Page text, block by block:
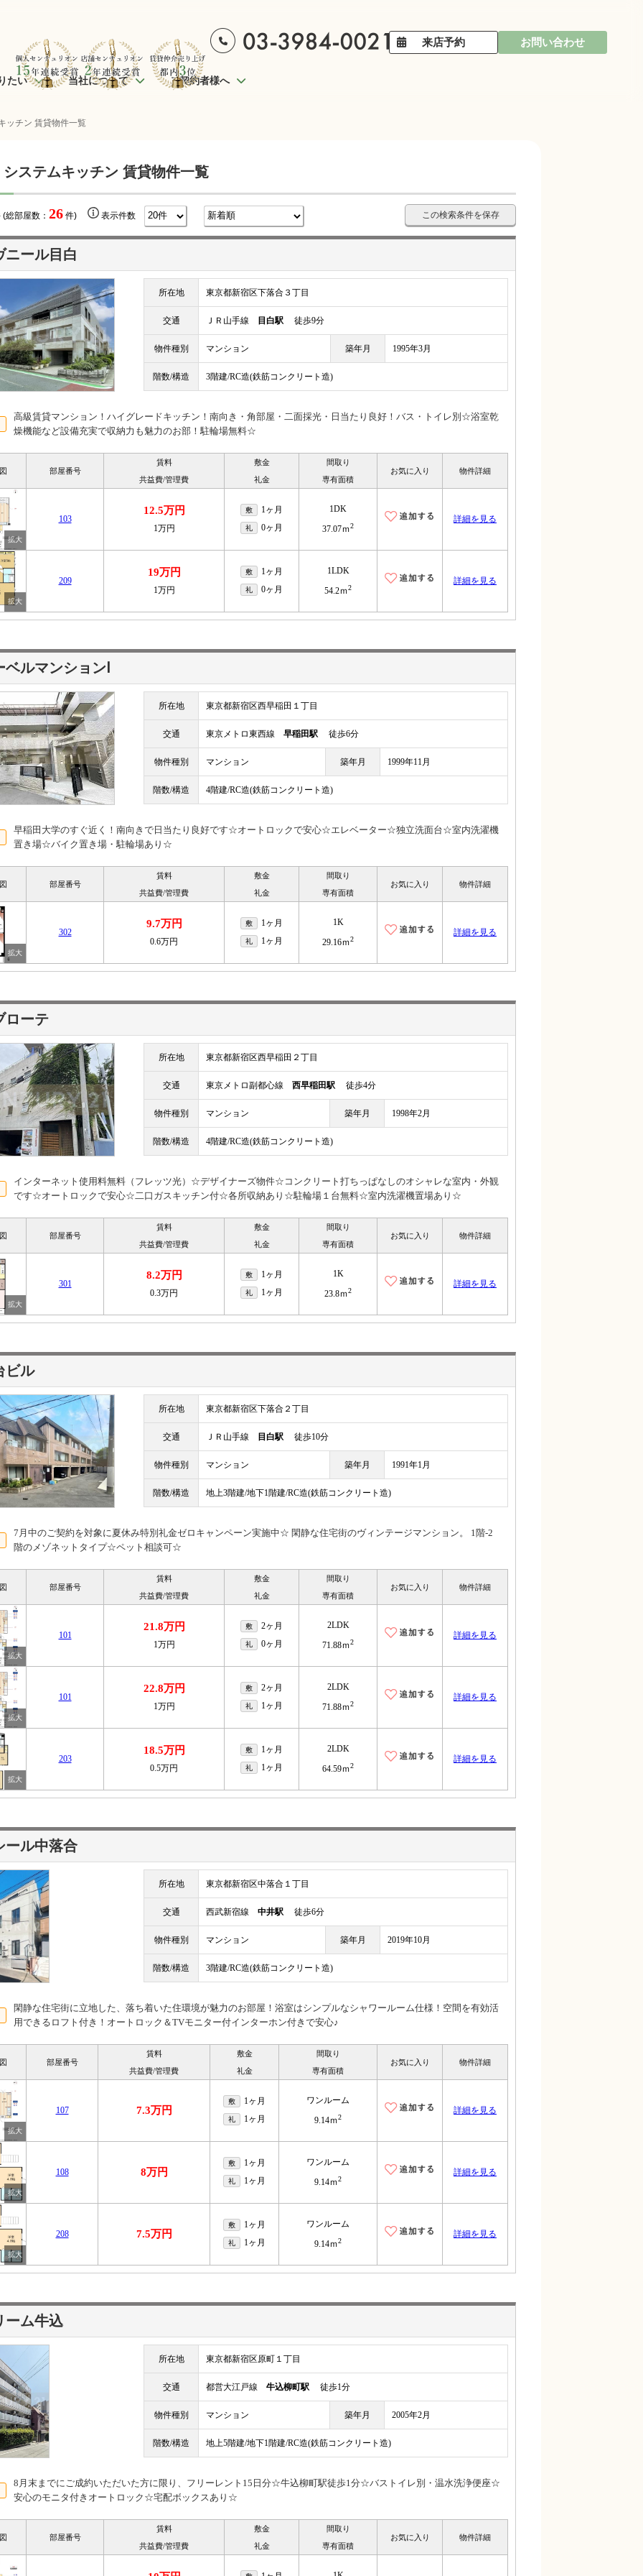
来店予約 お問い合わせ
たい 当社について ご契約者様へ
ッチン 賃貸物件一覧
ステムキッチン 賃貸物件一覧
総部屋数： 26 件) 表示件数 この検索条件を保存
ニール目白
所在地 東京都新宿区下落合３丁目
交通 ＪＲ山手線 目白駅 徒歩9分
物件種別 マンション 築年月 1995年3月
階数/構造 3階建/RC造(鉄筋コンクリート造)
高級賃貸マンション！ハイグレードキッチン！南向き・角部屋・二面採光・日当たり良好！バス・トイレ別☆浴室乾
燥機能など設備充実で収納力も魅力のお部！駐輪場無料☆
部屋番号
賃料
共益費/管理費
敷金
礼金
間取り
専有面積
お気に入り 物件詳細
103
12.5万円
1万円
敷 1ヶ月
礼 0ヶ月
1DK
37.07ｍ2
詳細を見る
209
19万円
1万円
敷 1ヶ月
礼 0ヶ月
1LDK
54.2ｍ2
詳細を見る
ルマンションⅠ
所在地 東京都新宿区西早稲田１丁目
交通 東京メトロ東西線 早稲田駅 徒歩6分
物件種別 マンション 築年月 1999年11月
階数/構造 4階建/RC造(鉄筋コンクリート造)
早稲田大学のすぐ近く！南向きで日当たり良好です☆オートロックで安心☆エレベーター☆独立洗面台☆室内洗濯機
置き場☆バイク置き場・駐輪場あり☆
部屋番号
賃料
共益費/管理費
敷金
礼金
間取り
専有面積
お気に入り 物件詳細
302
9.7万円
0.6万円
敷 1ヶ月
礼 1ヶ月
1K
29.16ｍ2
詳細を見る
ローテ
所在地 東京都新宿区西早稲田２丁目
交通 東京メトロ副都心線 西早稲田駅 徒歩4分
物件種別 マンション 築年月 1998年2月
階数/構造 4階建/RC造(鉄筋コンクリート造)
インターネット使用料無料（フレッツ光）☆デザイナーズ物件☆コンクリート打ちっぱなしのオシャレな室内・外観
です☆オートロックで安心☆二口ガスキッチン付☆各所収納あり☆駐輪場１台無料☆室内洗濯機置場あり☆
部屋番号
賃料
共益費/管理費
敷金
礼金
間取り
専有面積
お気に入り 物件詳細
301
8.2万円
0.3万円
敷 1ヶ月
礼 1ヶ月
1K
23.8ｍ2
詳細を見る
ビル
所在地 東京都新宿区下落合２丁目
交通 ＪＲ山手線 目白駅 徒歩10分
物件種別 マンション 築年月 1991年1月
階数/構造 地上3階建/地下1階建/RC造(鉄筋コンクリート造)
7月中のご契約を対象に夏休み特別礼金ゼロキャンペーン実施中☆ 閑静な住宅街のヴィンテージマンション。 1階-2
階のメゾネットタイプ☆ペット相談可☆
部屋番号
賃料
共益費/管理費
敷金
礼金
間取り
専有面積
お気に入り 物件詳細
101
21.8万円
1万円
敷 2ヶ月
礼 0ヶ月
2LDK
71.88ｍ2
詳細を見る
101
22.8万円
1万円
敷 2ヶ月
礼 1ヶ月
2LDK
71.88ｍ2
詳細を見る
203
18.5万円
0.5万円
敷 1ヶ月
礼 1ヶ月
2LDK
64.59ｍ2
詳細を見る
ール中落合
所在地 東京都新宿区中落合１丁目
交通 西武新宿線 中井駅 徒歩6分
物件種別 マンション 築年月 2019年10月
階数/構造 3階建/RC造(鉄筋コンクリート造)
閑静な住宅街に立地した、落ち着いた住環境が魅力のお部屋！浴室はシンプルなシャワールーム仕様！空間を有効活
用できるロフト付き！オートロック＆TVモニター付インターホン付きで安心♪
部屋番号
賃料
共益費/管理費
敷金
礼金
間取り
専有面積
お気に入り 物件詳細
107 7.3万円
敷 1ヶ月
礼 1ヶ月
ワンルーム
9.14ｍ2
詳細を見る
108 8万円
敷 1ヶ月
礼 1ヶ月
ワンルーム
9.14ｍ2
詳細を見る
208 7.5万円
敷 1ヶ月
礼 1ヶ月
ワンルーム
9.14ｍ2
詳細を見る
ーム牛込
所在地 東京都新宿区原町１丁目
交通 都営大江戸線 牛込柳町駅 徒歩1分
物件種別 マンション 築年月 2005年2月
階数/構造 地上5階建/地下1階建/RC造(鉄筋コンクリート造)
8月末までにご成約いただいた方に限り、フリーレント15日分☆牛込柳町駅徒歩1分☆バストイレ別・温水洗浄便座☆
安心のモニタ付きオートロック☆宅配ボックスあり☆
部屋番号
賃料
共益費/管理費
敷金
礼金
間取り
専有面積
お気に入り 物件詳細